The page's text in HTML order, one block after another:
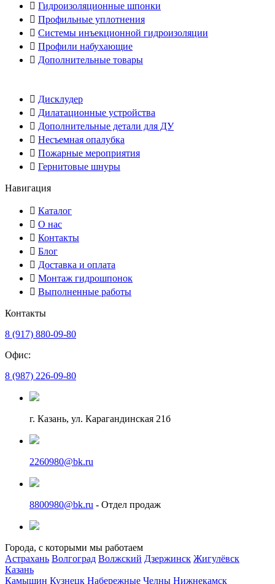
Гидроизоляционные шпонки
Профильные уплотнения
Системы инъекционной гидроизоляции
Профили набухающие
Дополнительные товары
Дисклудер
Дилатационные устройства
Дополнительные детали для ДУ
Несъемная опалубка
Пожарные мероприятия
Гернитовые шнуры
Навигация
Каталог
О нас
Контакты
Блог
Доставка и оплата
Монтаж гидрошпонок
Выполненные работы
Контакты
8 (917) 880-09-80
Офис:
8 (987) 226-09-80
г. Казань, ул. Карагандинская 21б
2260980@bk.ru
8800980@bk.ru - Отдел продаж
Города, с которыми мы работаем
Астрахань Волгоград Волжский Дзержинск Жигулёвск
Казань
Камышин Кузнецк Набережные Челны Нижнекамск